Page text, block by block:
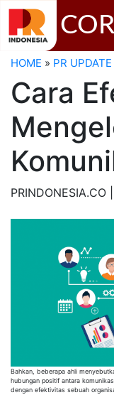
HOME » PR UPDATE
Cara
PRINDONESIA.CO
Bahkan, beberapa ahli
hubungan positif antara
dengan efektivitas sebuah